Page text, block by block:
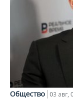
Общество 03 авг,